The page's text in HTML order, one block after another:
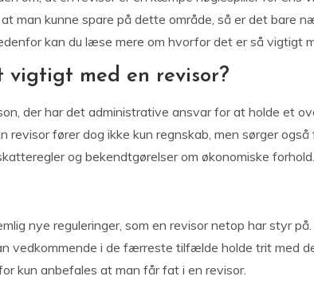
man kunne spare på dette område, så er det bare
kan du læse mere om hvorfor det er så vigtigt
vigtigt med en revisor?
der har det administrative ansvar for at holde et
revisor fører dog ikke kun regnskab, men sørger
og bekendtgørelser om økonomiske forhold.
nye reguleringer, som en revisor netop har styr
vedkommende i de færreste tilfælde holde trit med
kun anbefales at man får fat i en revisor.